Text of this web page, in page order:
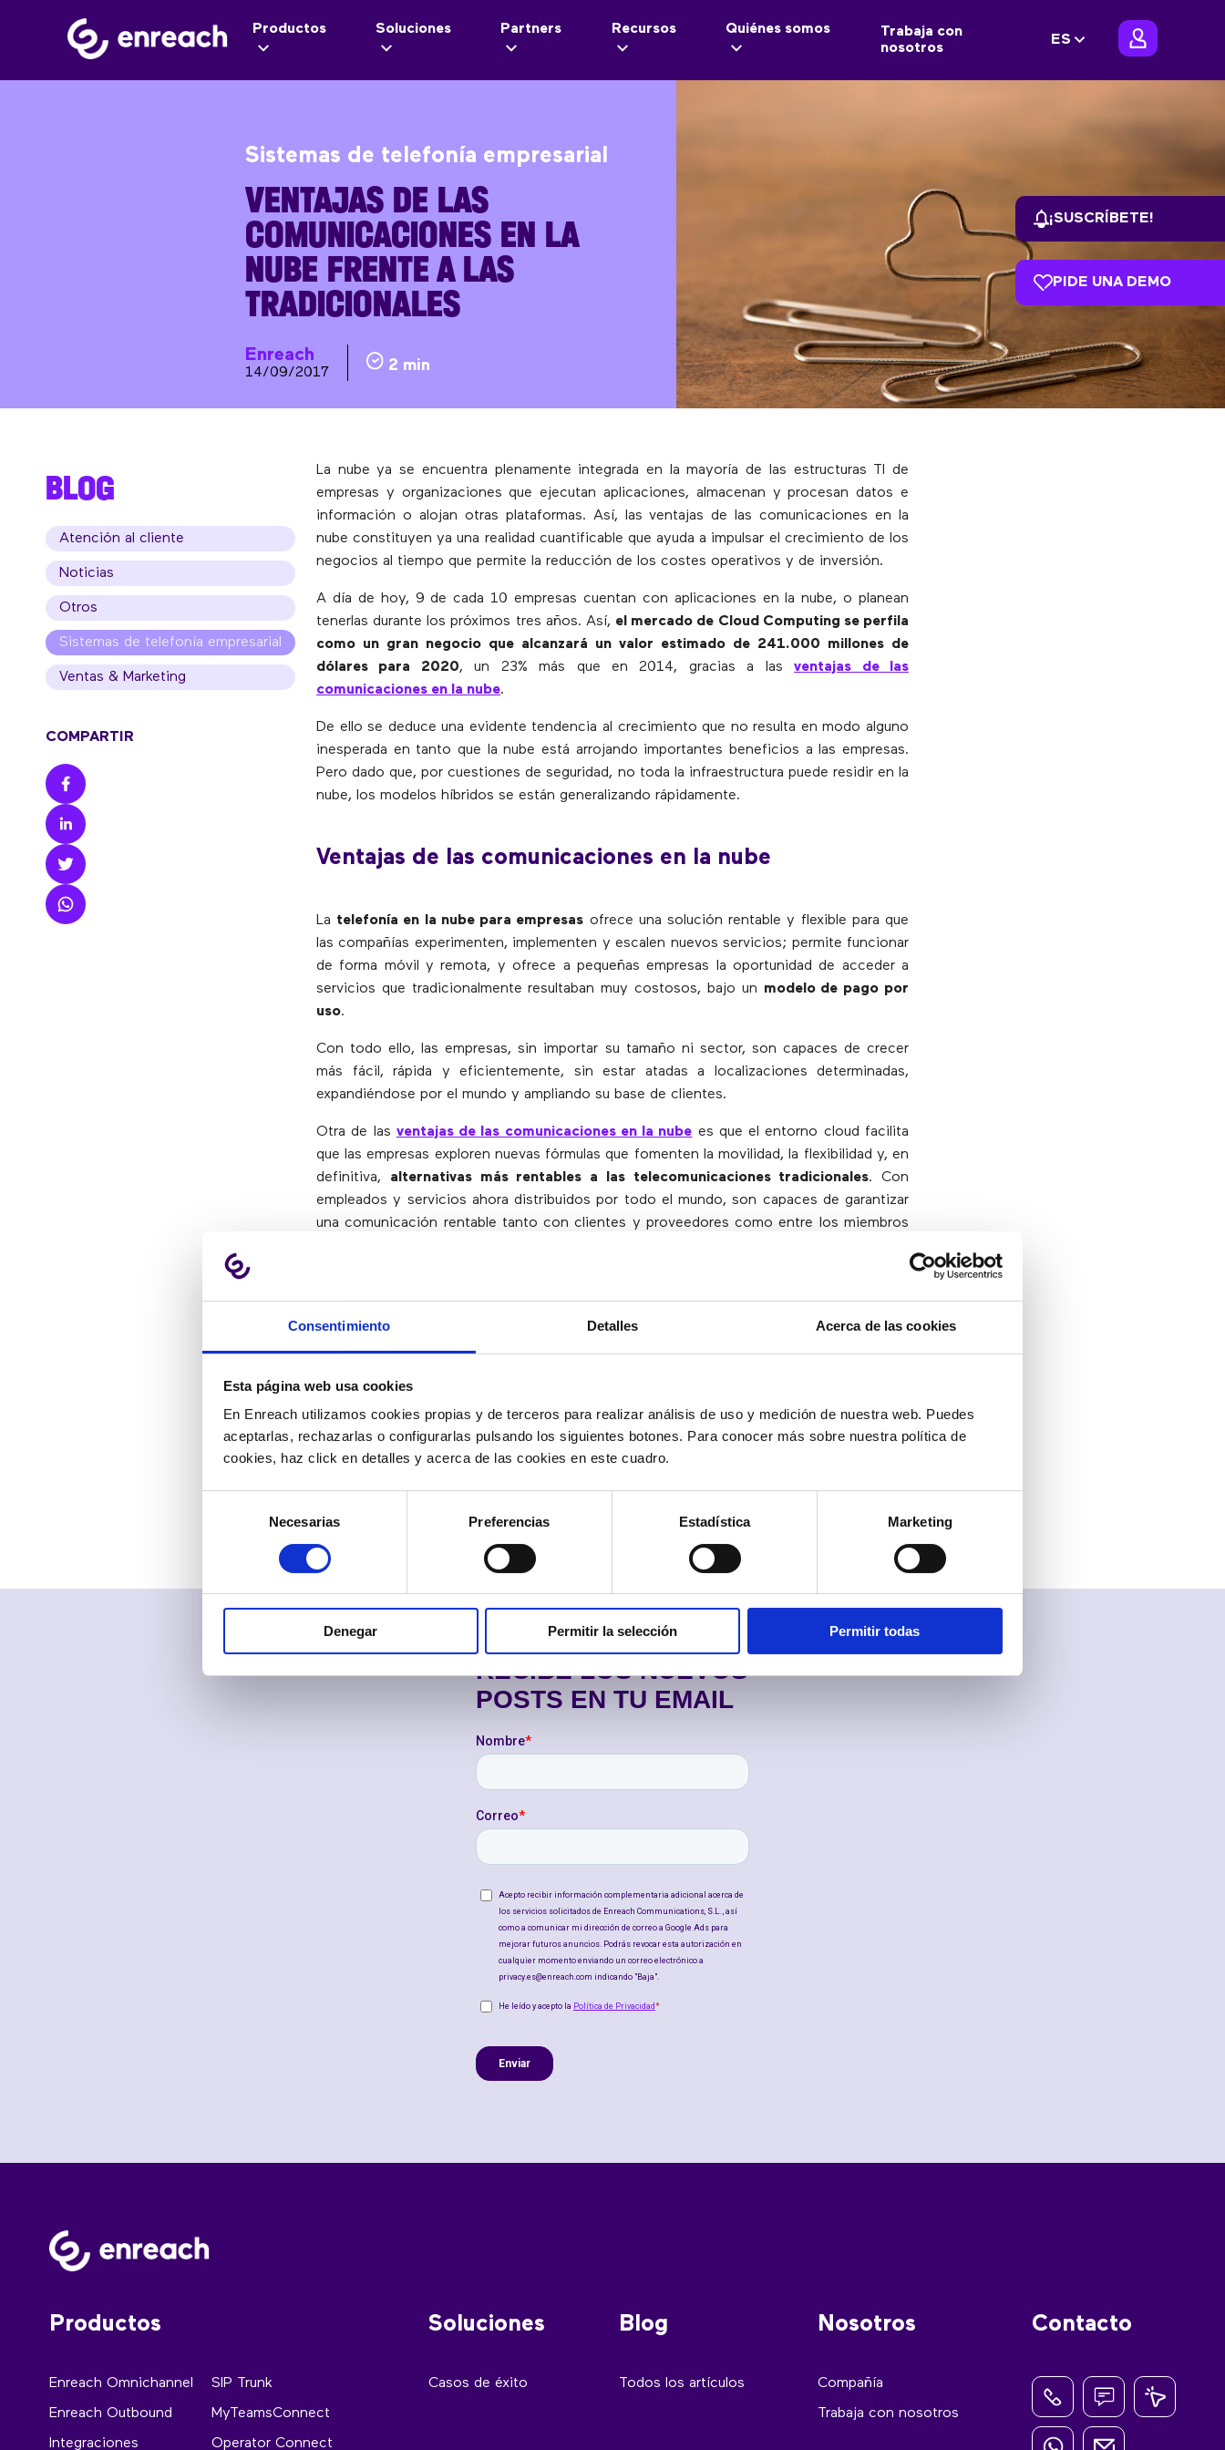
Consentimiento Detalles Acerca de las cookies
Esta página web usa cookies
En Enreach utilizamos cookies propias y de terceros para realizar análisis de uso y medición de nuestra web. Puedes
aceptarlas, rechazarlas o configurarlas pulsando los siguientes botones. Para conocer más sobre nuestra política de
cookies, haz click en detalles y acerca de las cookies en este cuadro.
consentimiento
Necesarias Preferencias Estadística Marketing
Denegar Permitir la selección Permitir todas
Productos Soluciones Partners Recursos Quiénes somos
Trabaja con
nosotros
ES
Sistemas de telefonía empresarial
VENTAJAS DE LAS
COMUNICACIONES EN LA
NUBE FRENTE A LAS
TRADICIONALES
Enreach
14/09/2017 2 min
La nube ya se encuentra plenamente integrada en la mayoría de las estructuras TI de
empresas y organizaciones que ejecutan aplicaciones, almacenan y procesan datos e
información o alojan otras plataformas. Así, las ventajas de las comunicaciones en la
nube constituyen ya una realidad cuantificable que ayuda a impulsar el crecimiento de los
negocios al tiempo que permite la reducción de los costes operativos y de inversión.
A día de hoy, 9 de cada 10 empresas cuentan con aplicaciones en la nube, o planean
tenerlas durante los próximos tres años. Así, el mercado de Cloud Computing se perfila
como un gran negocio que alcanzará un valor estimado de 241.000 millones de
dólares para 2020, un 23% más que en 2014, gracias a lasventajas de las
comunicaciones en la nube.
De ello se deduce una evidente tendencia al crecimiento que no resulta en modo alguno
inesperada en tanto que la nube está arrojando importantes beneficios a las empresas.
Pero dado que, por cuestiones de seguridad, no toda la infraestructura puede residir en la
nube, los modelos híbridos se están generalizando rápidamente.
Ventajas de las comunicaciones en la nube
La telefonía en la nube para empresas ofrece una solución rentable y flexible para que
las compañías experimenten, implementen y escalen nuevos servicios; permite funcionar
de forma móvil y remota, y ofrece a pequeñas empresas la oportunidad de acceder a
servicios que tradicionalmente resultaban muy costosos, bajo un modelo de pago por
uso.
Con todo ello, las empresas, sin importar su tamaño ni sector, son capaces de crecer
más fácil, rápida y eficientemente, sin estar atadas a localizaciones determinadas,
expandiéndose por el mundo y ampliando su base de clientes.
Otra de las ventajas de las comunicaciones en la nube es que el entorno cloud facilita
que las empresas exploren nuevas fórmulas que fomenten la movilidad, la flexibilidad y, en
definitiva, alternativas más rentables a las telecomunicaciones tradicionales. Con
empleados y servicios ahora distribuidos por todo el mundo, son capaces de garantizar
una comunicación rentable tanto con clientes y proveedores como entre los miembros
descanso, contribuyendo a aumentar la flexibilidad, la agilidad y la productividad
colaborativa, ya sea en contact centers, aplicaciones o servicios de conferencia.
beneficioso para las empresas más pequeñas ya que reducen el coste total de la
propiedad al minimizar el desembolso inicial en equipos físicos e infraestructuras.
servicios de comunicaciones globales nacionales e internacionales sean más accesibles.
BLOG
Atención al cliente
Noticias
Otros
Sistemas de telefonía empresarial
Ventas & Marketing
COMPARTIR
¡SUSCRÍBETE!
PIDE UNA DEMO
Productos
Enreach Omnichannel
Enreach Outbound
Integraciones
SIP Trunk
MyTeamsConnect
Operator Connect
Soluciones
Casos de éxito
Blog
Todos los artículos
Nosotros
Compañía
Trabaja con nosotros
Contacto